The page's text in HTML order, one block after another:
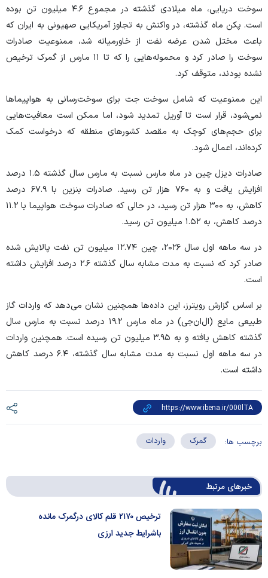
سوخت دریایی، ماه میلادی گذشته در مجموع ۴.۶ میلیون تن بوده
است. پکن ماه گذشته، در واکنش به تجاوز آمریکایی صهیونی به ایران که
باعث مختل شدن عرضه نفت از خاورمیانه شد، ممنوعیت صادرات
سوخت را صادر کرد و محموله‌هایی را که تا ۱۱ مارس از گمرک ترخیص
نشده بودند، متوقف کرد.
این ممنوعیت که شامل سوخت جت برای سوخت‌رسانی به هواپیما‌ها
نمی‌شود، قرار است تا آوریل تمدید شود، اما ممکن است معافیت‌هایی
برای حجم‌های کوچک به مقصد کشور‌های منطقه که درخواست کمک
کرده‌اند، اعمال شود.
صادرات دیزل چین در ماه مارس نسبت به مارس سال گذشته ۱.۵ درصد
افزایش یافت و به ۷۶۰ هزار تن رسید. صادرات بنزین با ۶۷.۹ درصد
کاهش، به ۳۰۰ هزار تن رسید، در حالی که صادرات سوخت هواپیما با ۱۱.۲
درصد کاهش، به ۱.۵۲ میلیون تن رسید.
در سه ماهه اول سال ۲۰۲۶، چین ۱۲.۷۴ میلیون تن نفت پالایش شده
صادر کرد که نسبت به مدت مشابه سال گذشته ۲.۶ درصد افزایش داشته
است.
بر اساس گزارش رویترز، این داده‌ها همچنین نشان می‌دهد که واردات گاز
طبیعی مایع (ال‌ان‌جی) در ماه مارس ۱۹.۲ درصد نسبت به مارس سال
گذشته کاهش یافته و به ۳.۹۵ میلیون تن رسیده است. همچنین واردات
در سه ماهه اول نسبت به مدت مشابه سال گذشته، ۶.۴ درصد کاهش
داشته است.
برچسب ها: گمرک واردات
خبرهای مرتبط
ترخیص ۲۱۷۰ قلم کالای درگمرک مانده
باشرایط جدید ارزی